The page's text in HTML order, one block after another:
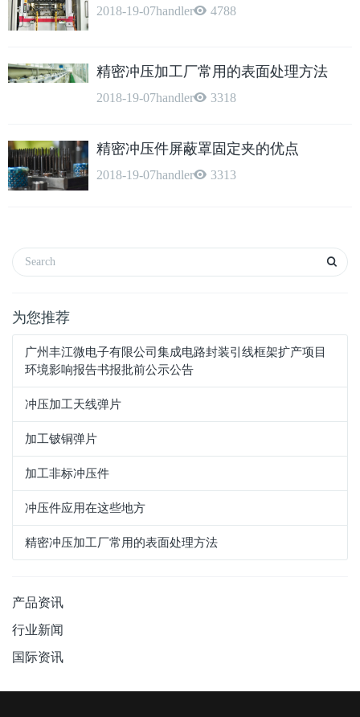
2018-19-07handler 4788
精密冲压加工厂常用的表面处理方法
2018-19-07handler 3318
精密冲压件屏蔽罩固定夹的优点
2018-19-07handler 3313
为您推荐
广州丰江微电子有限公司集成电路封装引线框架扩产项目
环境影响报告书报批前公示公告
冲压加工天线弹片
加工铍铜弹片
加工非标冲压件
冲压件应用在这些地方
精密冲压加工厂常用的表面处理方法
产品资讯
行业新闻
国际资讯